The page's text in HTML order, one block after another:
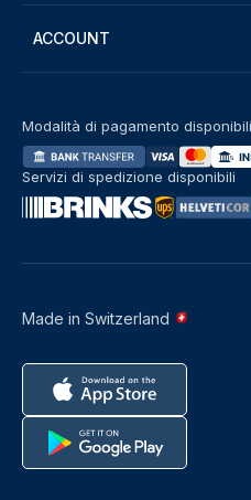
ACCOUNT
Made in Switzerland
Modalità di pagamento disponibili
Servizi di spedizione disponibili